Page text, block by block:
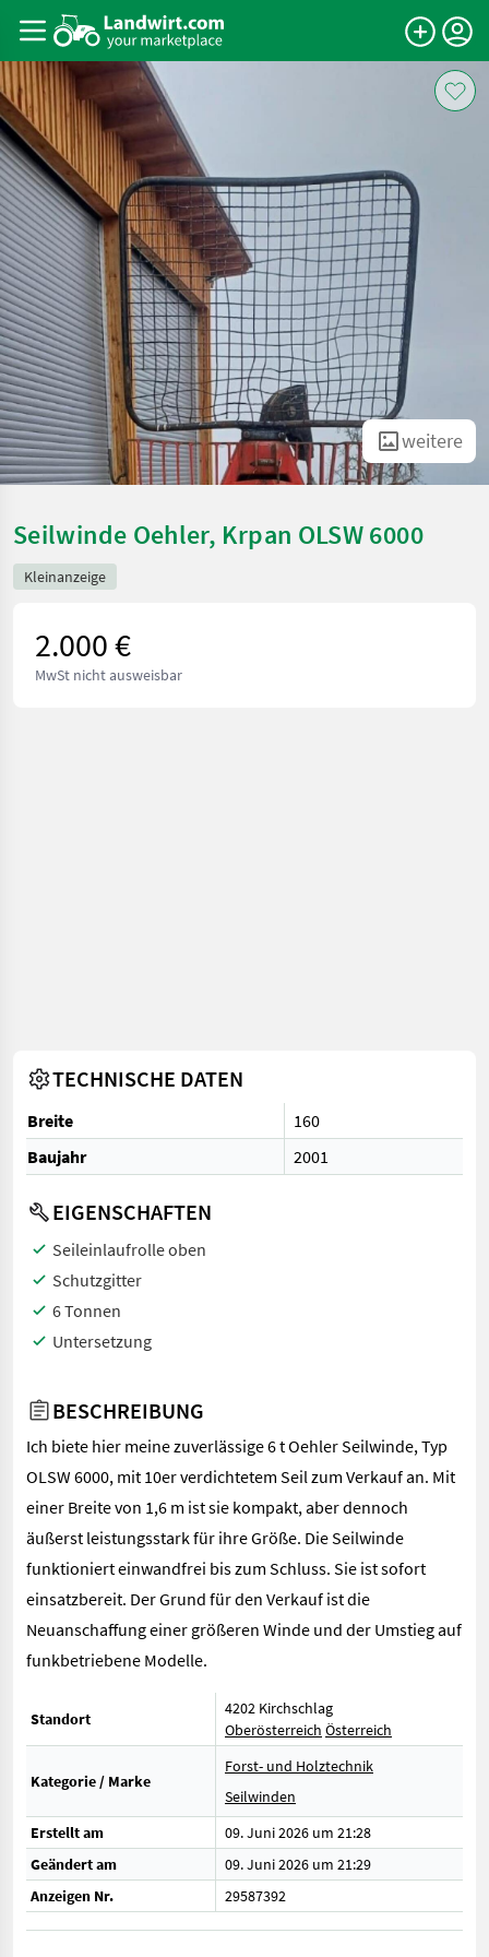
weitere
Seilwinde Oehler, Krpan OLSW 6000
Kleinanzeige
2.000 €
MwSt nicht ausweisbar
TECHNISCHE DATEN
Breite
160
Baujahr
2001
EIGENSCHAFTEN
Seileinlaufrolle oben
Schutzgitter
6 Tonnen
Untersetzung
BESCHREIBUNG
Ich biete hier meine zuverlässige 6 t Oehler Seilwinde, Typ
OLSW 6000, mit 10er verdichtetem Seil zum Verkauf an. Mit
einer Breite von 1,6 m ist sie kompakt, aber dennoch
äußerst leistungsstark für ihre Größe. Die Seilwinde
funktioniert einwandfrei bis zum Schluss. Sie ist sofort
einsatzbereit. Der Grund für den Verkauf ist die
Neuanschaffung einer größeren Winde und der Umstieg auf
funkbetriebene Modelle.
Standort
4202 Kirchschlag
Oberösterreich Österreich
Kategorie / Marke
Forst- und Holztechnik
Seilwinden
Erstellt am
09. Juni 2026 um 21:28
Geändert am
09. Juni 2026 um 21:29
Anzeigen Nr.
29587392